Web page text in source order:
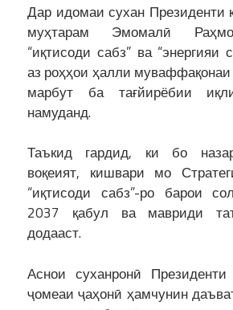
Дар идомаи сухан Президенти
муҳтарам Эмомалӣ
“иқтисоди сабз” ва “энергияи
аз роҳҳои ҳалли
марбут ба тағйирёбии
намуданд.
Таъкид гардид, ки бо
воқеият, кишвари мо
“иқтисоди сабз”-ро барои
2037 қабул ва мавриди
додааст.
Аснои суханронӣ
ҷомеаи ҷаҳонӣ ҳамчунин